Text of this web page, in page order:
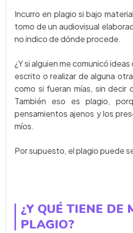
Incurro en plagio si bajo
tomo de un audiovisual
no indico de dónde procede.
¿Y si alguien me comunicó
escrito o realizar de alguna
como si fueran mías, sin decir
También eso es plagio,
pensamientos ajenos y los
míos.
Por supuesto, el plagio puede
¿Y QUÉ TIENE DE
PLAGIO?